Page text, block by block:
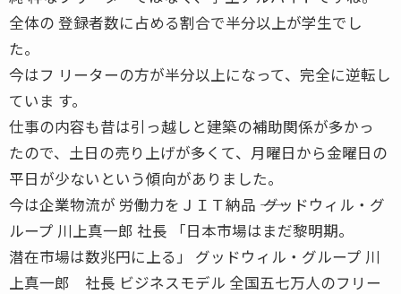
全体の 登録者数に占める割合で半分以上が学生でし
た。
今はフ リーターの方が半分以上になって、完全に逆転し
ていま す。
仕事の内容も昔は引っ越しと建築の補助関係が多かっ
たので、土日の売り上げが多くて、月曜日から金曜日の
平日が少ないという傾向がありました。
今は企業物流が 労働力をＪＩＴ納品 ―― グッドウィル・グ
ループ 川上真一郎 社長 「日本市場はまだ黎明期。
潜在市場は数兆円に上る」 グッドウィル・グループ 川
上真一郎 社長 ビジネスモデル 全国五七万人のフリー